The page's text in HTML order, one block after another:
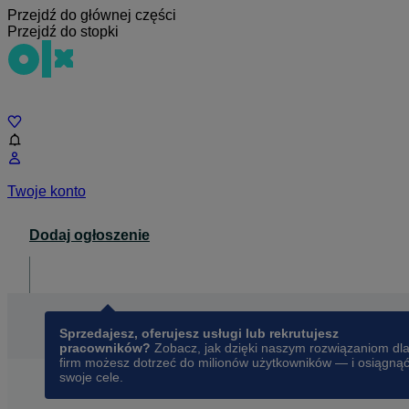
Przejdź do głównej części
Przejdź do stopki
Twoje konto
Dodaj ogłoszenie
Sprzedajesz, oferujesz usługi lub rekrutujesz
pracowników? Zobacz, jak dzięki naszym rozwiązaniom dla
firm możesz dotrzeć do milionów użytkowników — i osiągnąć
swoje cele.